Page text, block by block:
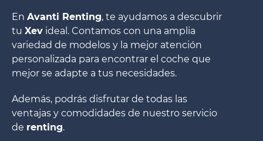
En Avanti Renting, te ayudamos a descubrir
tu Xev ideal. Contamos con una amplia
variedad de modelos y la mejor atención
personalizada para encontrar el coche que
mejor se adapte a tus necesidades.
Además, podrás disfrutar de todas las
ventajas y comodidades de nuestro servicio
de renting.